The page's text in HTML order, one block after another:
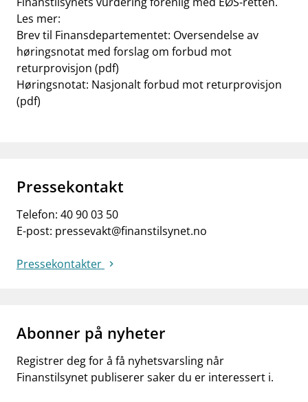
Les mer:
Brev til Finansdepartementet: Oversendelse av
høringsnotat med forslag om forbud mot
returprovisjon (pdf)
Høringsnotat: Nasjonalt forbud mot returprovisjon
(pdf)
Pressekontakt
Telefon: 40 90 03 50
E-post: pressevakt@finanstilsynet.no
Pressekontakter
Abonner på nyheter
Registrer deg for å få nyhetsvarsling når
Finanstilsynet publiserer saker du er interessert i.